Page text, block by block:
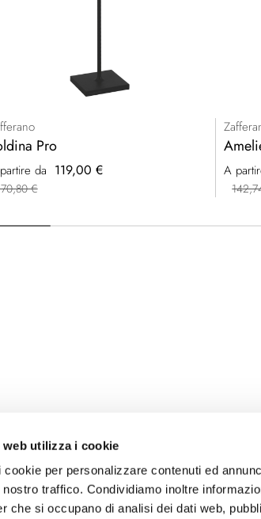
utilizza i cookie
cookie per personalizzare contenuti ed
traffico. Condividiamo inoltre
che si occupano di analisi dei dati web,
Pro
da 119,00 €
€
A